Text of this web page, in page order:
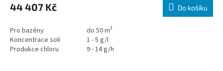
44 407 Kč Do košíku
Pro bazény do 50 m3
Koncentrace soli
1 - 5 g/l
Produkce chloru
9 - 14 g/h